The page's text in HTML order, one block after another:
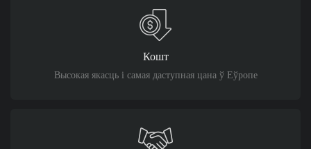
Кошт
Высокая якасць і самая даступная цана ў Еўропе